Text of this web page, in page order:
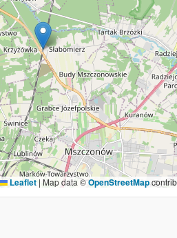
Leaflet | Map data ©OpenStreetMap